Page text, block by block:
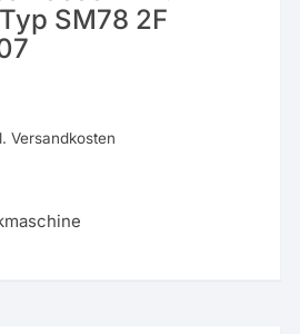
SM78 2F
Versandkosten